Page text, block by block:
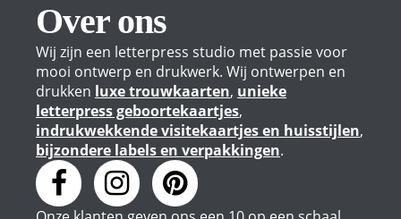
Over ons
Wij zijn een letterpress studio met passie voor
mooi ontwerp en drukwerk. Wij ontwerpen en
drukken luxe trouwkaarten, unieke
letterpress geboortekaartjes,
indrukwekkende visitekaartjes en huisstijlen,
bijzondere labels en verpakkingen.